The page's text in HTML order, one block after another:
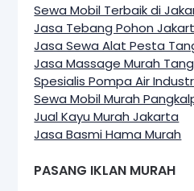
Sewa Mobil Terbaik di
Jasa Tebang Pohon
Jasa Sewa Alat Pesta
Jasa Massage Murah
Spesialis Pompa Air
Sewa Mobil Murah
Jual Kayu Murah Jakarta
Jasa Basmi Hama Murah
PASANG IKLAN MURAH